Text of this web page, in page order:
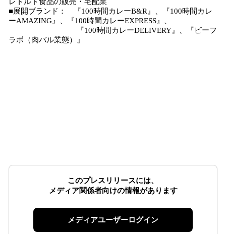
■展開ブランド： 『100時間カレーB&R』、『100時間カレ
ーAMAZING』、『100時間カレーEXPRESS』、
『100時間カレーDELIVERY』、『ビーフ
ラボ（肉バル業態）』
このプレスリリースには、
メディア関係者向けの情報があります
メディアユーザーログイン